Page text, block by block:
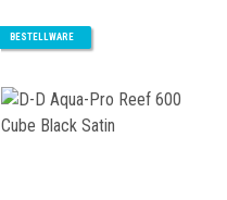
BESTELLWARE